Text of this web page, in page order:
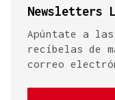
Newsletters
Apúntate a
recíbelas de
correo